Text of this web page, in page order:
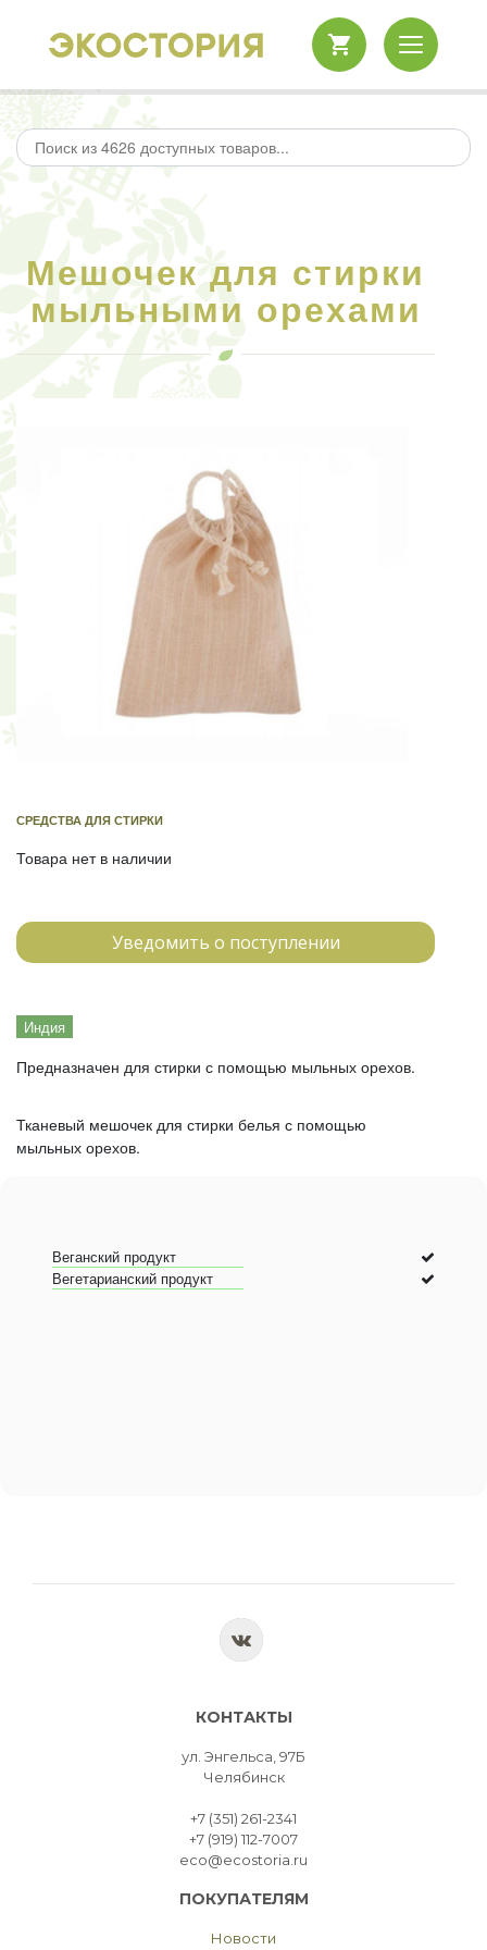
Мешочек для стирки
мыльными орехами
СРЕДСТВА ДЛЯ СТИРКИ
Товара нет в наличии
Уведомить о поступлении
Индия
Предназначен для стирки с помощью мыльных орехов.
Тканевый мешочек для стирки белья с помощью
мыльных орехов.
Веганский продукт
Вегетарианский продукт
КОНТАКТЫ
ул. Энгельса, 97Б
Челябинск
+7 (351) 261-2341
+7 (919) 112-7007
eco@ecostoria.ru
ПОКУПАТЕЛЯМ
Новости